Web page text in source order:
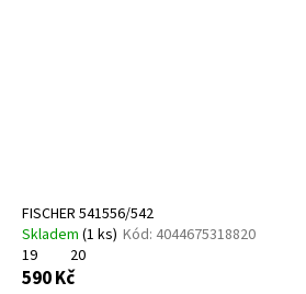
FISCHER 541556/542
Skladem (1 ks) Kód: 4044675318820
19
20
590 Kč